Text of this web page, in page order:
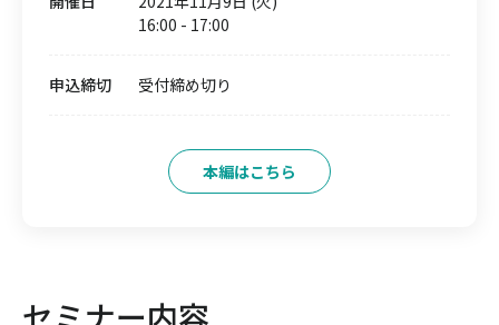
16:00 - 17:00
申込締切 受付締め切り
本編はこちら
セミナー内容